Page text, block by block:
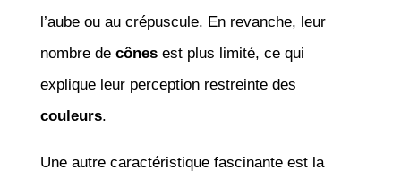
l’aube ou au crépuscule. En revanche, leur
nombre de cônesest plus limité, ce qui
explique leur perception restreinte des
couleurs.
Une autre caractéristique fascinante est la